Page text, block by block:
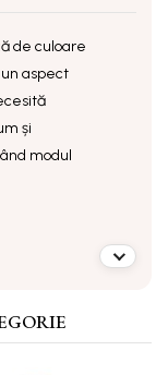
de culoare
aspect
și
modul